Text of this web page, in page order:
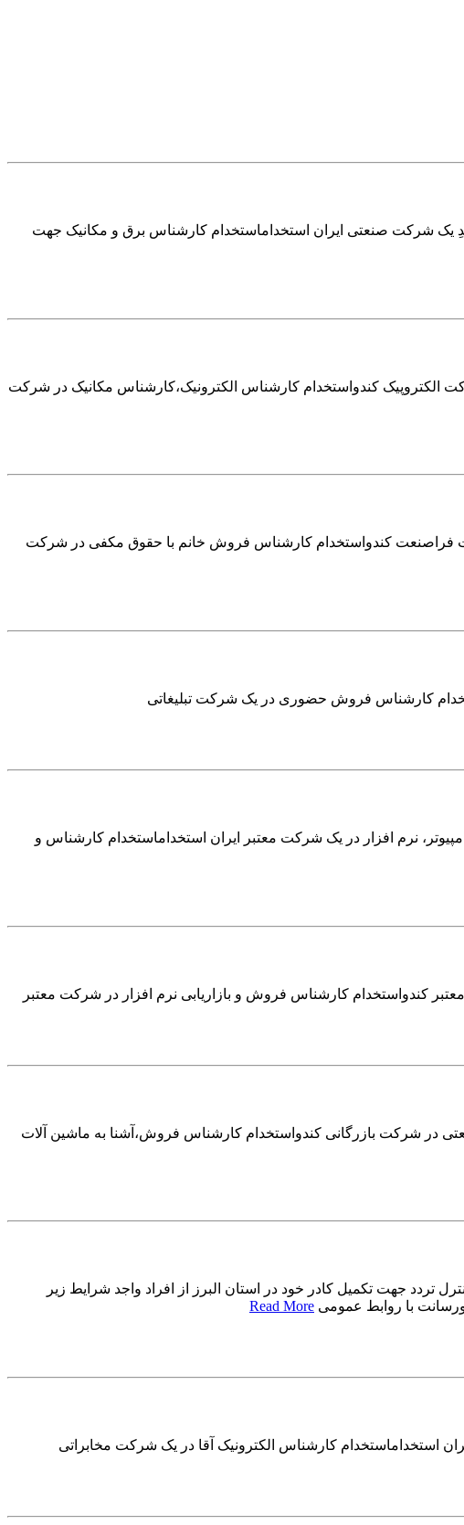
یک شرکت صنعتی ایران استخداماستخدام کارشناس برق و مکانیک جهت
الکتروپیک کندواستخدام کارشناس الکترونیک،کارشناس مکانیک در شرکت
فراصنعت کندواستخدام کارشناس فروش خانم با حقوق مکفی در شرکت
کارشناس فروش حضوری در یک شرکت تبلیغاتی
نرم افزار در یک شرکت معتبر ایران استخداماستخدام کارشناس و
کندواستخدام کارشناس فروش و بازاریابی نرم افزار در شرکت معتبر
در شرکت بازرگانی کندواستخدام کارشناس فروش،آشنا به ماشین آلات
جهت تکمیل کادر خود در استان البرز از افراد واجد شرایط زیر
Read More
استخداماستخدام کارشناس الکترونیک آقا در یک شرکت مخابراتی